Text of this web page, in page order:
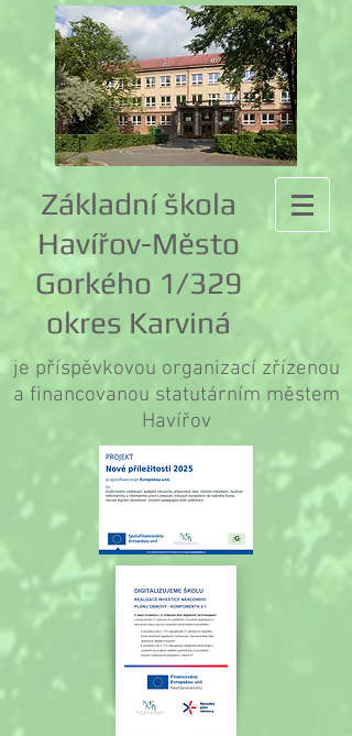
Základní škola
Havířov-Město
Gorkého 1/329
okres Karviná
je příspěvkovou organizací zřízenou
a financovanou statutárním městem
Havířov